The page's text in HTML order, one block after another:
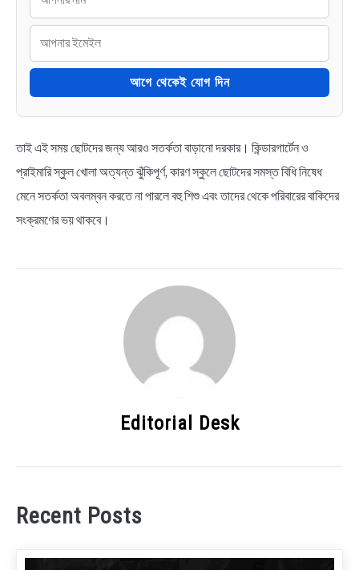
আগে থেকেই যোগ দিন
তাই এই সময় ছোটদের জন্য আরও সতর্কতা বাড়ানো দরকার। কিন্ডারগার্টেন ও
প্রাইমারি স্কুল খোলা অত্যন্ত ঝুঁকিপূর্ণ, কারণ স্কুলে ছোটদের সমস্ত বিধি নিষেধ
মেনে সতর্কতা অবলম্বন করতে না পারলে বহু শিশু এবং তাদের থেকে পরিবারের বাকিদের
সংক্রমণের ভয় থাকবে।
Editorial Desk
Recent Posts